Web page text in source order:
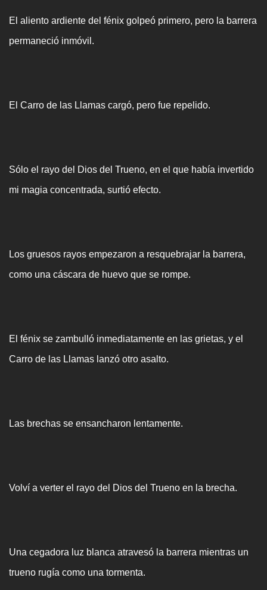
El aliento ardiente del fénix golpeó primero, pero la barrera
permaneció inmóvil.
El Carro de las Llamas cargó, pero fue repelido.
Sólo el rayo del Dios del Trueno, en el que había invertido
mi magia concentrada, surtió efecto.
Los gruesos rayos empezaron a resquebrajar la barrera,
como una cáscara de huevo que se rompe.
El fénix se zambulló inmediatamente en las grietas, y el
Carro de las Llamas lanzó otro asalto.
Las brechas se ensancharon lentamente.
Volví a verter el rayo del Dios del Trueno en la brecha.
Una cegadora luz blanca atravesó la barrera mientras un
trueno rugía como una tormenta.